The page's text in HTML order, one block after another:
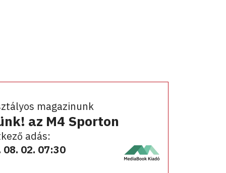
magazinunk
az M4 Sporton
adás:
08. 02. 07:30